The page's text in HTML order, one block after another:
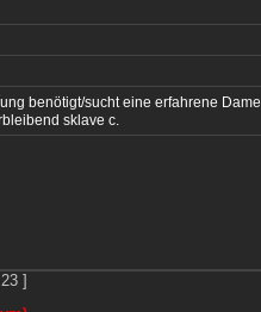
benötigt/sucht eine erfahrene Dame
sklave c.
]